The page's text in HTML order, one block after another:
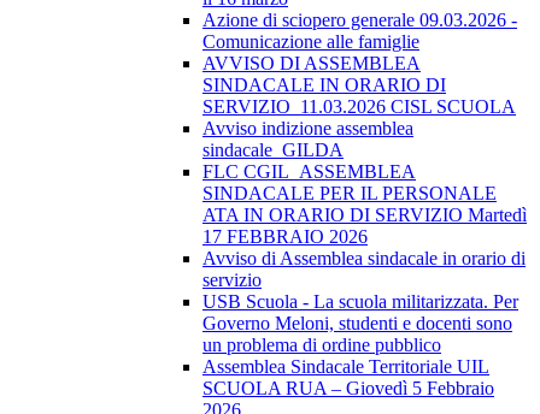
Azione di sciopero generale 09.03.2026 -
Comunicazione alle famiglie
AVVISO DI ASSEMBLEA
SINDACALE IN ORARIO DI
SERVIZIO_11.03.2026 CISL SCUOLA
Avviso indizione assemblea
sindacale_GILDA
FLC CGIL_ASSEMBLEA
SINDACALE PER IL PERSONALE
ATA IN ORARIO DI SERVIZIO Martedì
17 FEBBRAIO 2026
Avviso di Assemblea sindacale in orario di
servizio
USB Scuola - La scuola militarizzata. Per
Governo Meloni, studenti e docenti sono
un problema di ordine pubblico
Assemblea Sindacale Territoriale UIL
SCUOLA RUA – Giovedì 5 Febbraio